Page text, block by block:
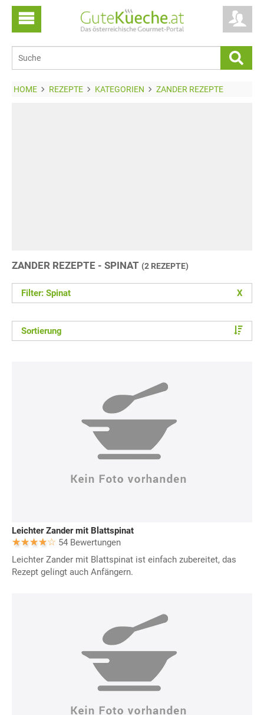
HOME REZEPTE KATEGORIEN ZANDER REZEPTE
ZANDER REZEPTE - SPINAT (2 REZEPTE)
Filter: Spinat X
Sortierung
Leichter Zander mit Blattspinat
54 Bewertungen
Leichter Zander mit Blattspinat ist einfach zubereitet, das
Rezept gelingt auch Anfängern.